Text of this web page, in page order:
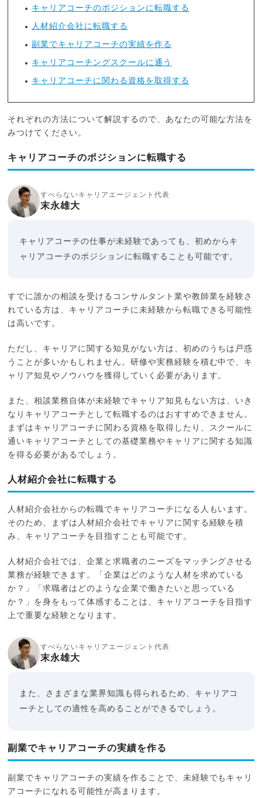
キャリアコーチのポジションに転職する
人材紹介会社に転職する
副業でキャリアコーチの実績を作る
キャリアコーチングスクールに通う
キャリアコーチに関わる資格を取得する
それぞれの方法について解説するので、あなたの可能な方法を
みつけてください。
キャリアコーチのポジションに転職する
すべらないキャリアエージェント代表
末永雄大
キャリアコーチの仕事が未経験であっても、初めからキ
ャリアコーチのポジションに転職することも可能です。
すでに誰かの相談を受けるコンサルタント業や教師業を経験さ
れている方は、キャリアコーチに未経験から転職できる可能性
は高いです。
ただし、キャリアに関する知見がない方は、初めのうちは戸惑
うことが多いかもしれません。研修や実務経験を積む中で、キ
ャリア知見やノウハウを獲得していく必要があります。
また、相談業務自体が未経験でキャリア知見もない方は、いき
なりキャリアコーチとして転職するのはおすすめできません。
まずはキャリアコーチに関わる資格を取得したり、スクールに
通いキャリアコーチとしての基礎業務やキャリアに関する知識
を得る必要があるでしょう。
人材紹介会社に転職する
人材紹介会社からの転職でキャリアコーチになる人もいます。
そのため、まずは人材紹介会社でキャリアに関する経験を積
み、キャリアコーチを目指すことも可能です。
人材紹介会社では、企業と求職者のニーズをマッチングさせる
業務が経験できます。「企業はどのような人材を求めている
か？」「求職者はどのような企業で働きたいと思っている
か？」を身をもって体感することは、キャリアコーチを目指す
上で重要な経験となります。
すべらないキャリアエージェント代表
末永雄大
また、さまざまな業界知識も得られるため、キャリアコ
ーチとしての適性を高めることができるでしょう。
副業でキャリアコーチの実績を作る
副業でキャリアコーチの実績を作ることで、未経験でもキャリ
アコーチになれる可能性が高まります。